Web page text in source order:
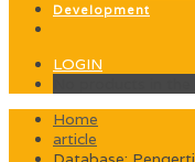
Development
LOGIN
Home
article